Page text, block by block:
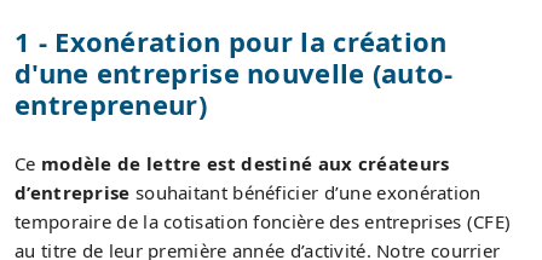
1 - Exonération pour la création
d'une entreprise nouvelle (auto-
entrepreneur)
Ce modèle de lettre est destiné aux créateurs
d’entreprise souhaitant bénéficier d’une exonération
temporaire de la cotisation foncière des entreprises (CFE)
au titre de leur première année d’activité. Notre courrier